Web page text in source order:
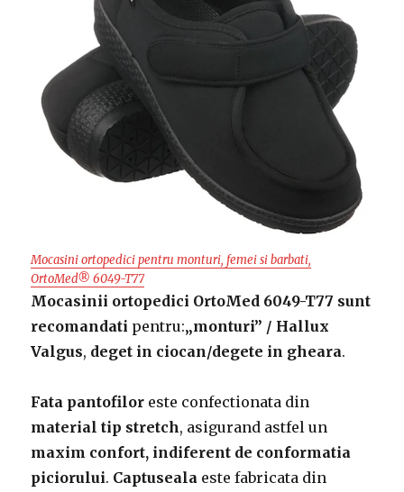
Mocasini ortopedici pentru monturi, femei si barbati,
OrtoMed® 6049-T77
Mocasinii ortopedici OrtoMed 6049-T77 sunt
recomandati pentru:„monturi” / Hallux
Valgus, deget in ciocan/degete in gheara.
Fata pantofilor este confectionata din
material tip stretch, asigurand astfel un
maxim confort, indiferent de conformatia
piciorului. Captuseala este fabricata din